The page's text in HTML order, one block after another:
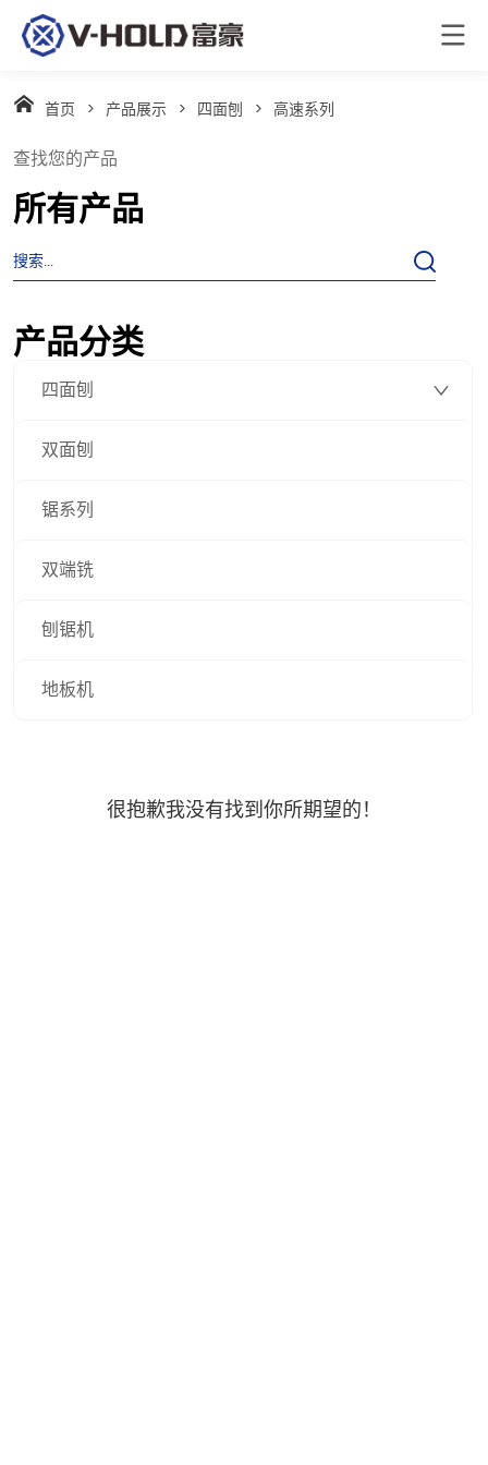
首页 > 产品展示 > 四面刨 > 高速系列
查找您的产品
所有产品
产品分类
四面刨
双面刨
锯系列
双端铣
刨锯机
地板机
很抱歉我没有找到你所期望的！